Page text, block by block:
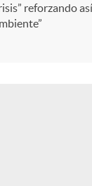
reforzando